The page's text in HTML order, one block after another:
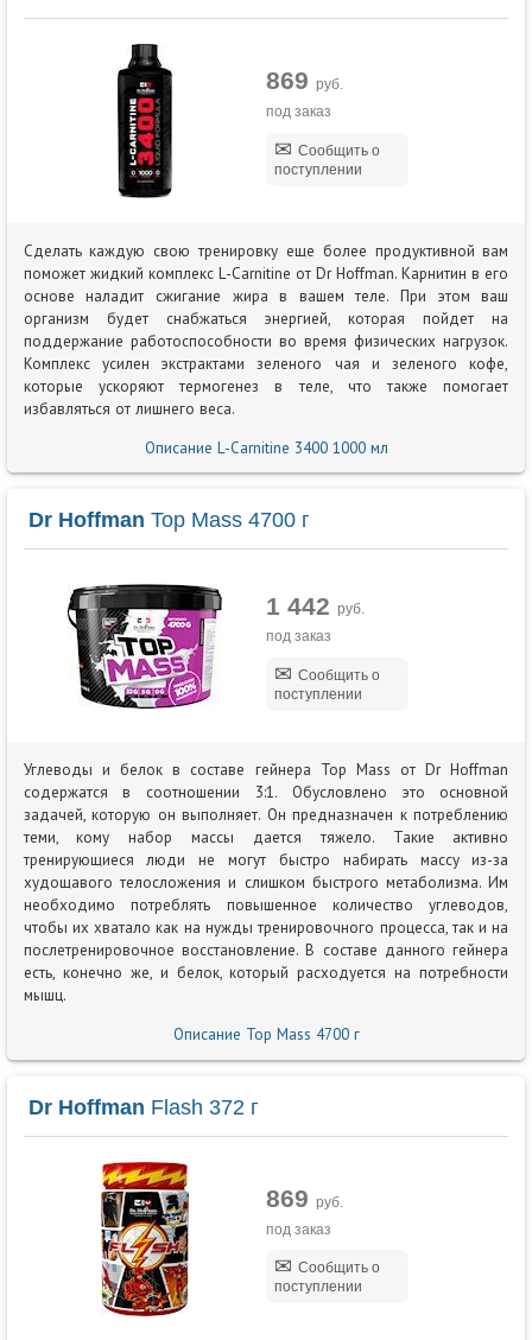
869 руб.
под заказ
Сообщить о
поступлении
Сделать каждую свою тренировку еще более продуктивной вам
поможет жидкий комплекс L-Carnitine от Dr Hoffman. Карнитин в его
основе наладит сжигание жира в вашем теле. При этом ваш
организм будет снабжаться энергией, которая пойдет на
поддержание работоспособности во время физических нагрузок.
Комплекс усилен экстрактами зеленого чая и зеленого кофе,
которые ускоряют термогенез в теле, что также помогает
избавляться от лишнего веса.
Описание L-Carnitine 3400 1000 мл
Dr Hoffman Top Mass 4700 г
1 442 руб.
под заказ
Сообщить о
поступлении
Углеводы и белок в составе гейнера Top Mass от Dr Hoffman
содержатся в соотношении 3:1. Обусловлено это основной
задачей, которую он выполняет. Он предназначен к потреблению
теми, кому набор массы дается тяжело. Такие активно
тренирующиеся люди не могут быстро набирать массу из-за
худощавого телосложения и слишком быстрого метаболизма. Им
необходимо потреблять повышенное количество углеводов,
чтобы их хватало как на нужды тренировочного процесса, так и на
послетренировочное восстановление. В составе данного гейнера
есть, конечно же, и белок, который расходуется на потребности
мышц.
Описание Top Mass 4700 г
Dr Hoffman Flash 372 г
869 руб.
под заказ
Сообщить о
поступлении